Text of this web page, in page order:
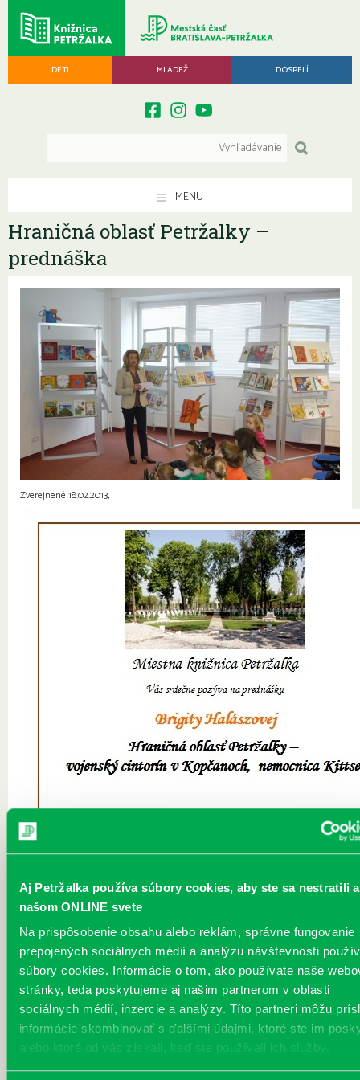
Aj Petržalka používa súbory cookies, aby ste sa nestratili
našom ONLINE svete
Na prispôsobenie obsahu alebo reklám, správne fungovanie
prepojených sociálnych médií a analýzu návštevnosti
súbory cookies. Informácie o tom, ako používate naše
stránky, teda poskytujeme aj našim partnerom v oblasti
sociálnych médií, inzercie a analýzy. Títo partneri môžu
informácie skombinovať s ďalšími údajmi, ktoré ste im
alebo ktoré od vás získali, keď ste používali ich služby.
DETI MLÁDEŽ DOSPELÍ
MENU
Hraničná oblasť Petržalky –
prednáška
Zverejnené 18.02.2013,